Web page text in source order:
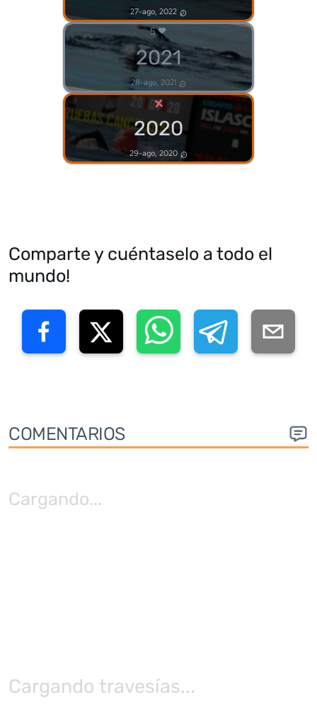
27-ago, 2022
5
2021
28-ago, 2021
×
2020
29-ago, 2020
Comparte y cuéntaselo a todo el
mundo!
COMENTARIOS
Cargando...
Cargando travesías...